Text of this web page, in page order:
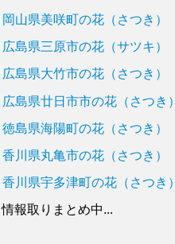
岡山県美咲町の花（さつき）
広島県三原市の花（サツキ）
広島県大竹市の花（さつき）
広島県廿日市市の花（さつき）
徳島県海陽町の花（さつき）
香川県丸亀市の花（さつき）
香川県宇多津町の花（さつき）
情報取りまとめ中...